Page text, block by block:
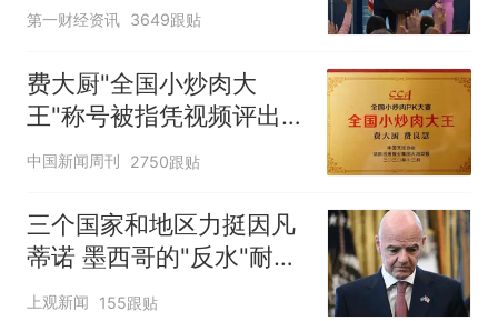
第一财经资讯 3649跟贴
费大厨"全国小炒肉大
王"称号被指凭视频评出
官方回应
中国新闻周刊 2750跟贴
三个国家和地区力挺因凡
蒂诺 墨西哥的"反水"耐人
寻味
上观新闻 155跟贴